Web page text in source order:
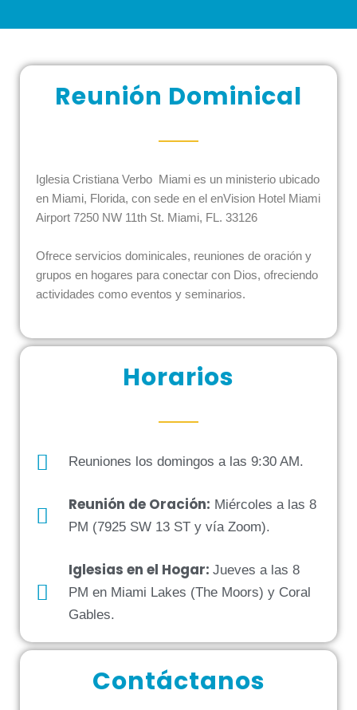
Reunión Dominical
Iglesia Cristiana Verbo Miami es un ministerio ubicado
en Miami, Florida, con sede en el enVision Hotel Miami
Airport 7250 NW 11th St. Miami, FL. 33126
Ofrece servicios dominicales, reuniones de oración y
grupos en hogares para conectar con Dios, ofreciendo
actividades como eventos y seminarios.
Horarios
Reuniones los domingos a las 9:30 AM.
Reunión de Oración: Miércoles a las 8
PM (7925 SW 13 ST y vía Zoom).
Iglesias en el Hogar: Jueves a las 8
PM en Miami Lakes (The Moors) y Coral
Gables.
Contáctanos